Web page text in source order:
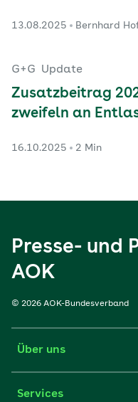
13.08.2025 Bernhard
G+G Update
Zusatzbeitrag
zweifeln an
16.10.2025 2 Min
Presse- und
AOK
© 2026 AOK-Bundesverband
Über uns
Services